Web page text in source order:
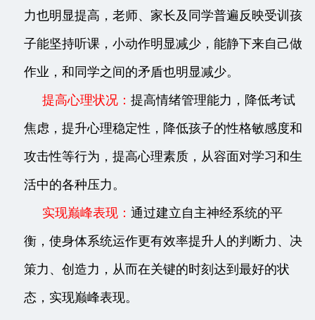
力也明显提高，老师、家长及同学普遍反映受训孩
子能坚持听课，小动作明显减少，能静下来自己做
作业，和同学之间的矛盾也明显减少。
提高心理状况 ： 提高情绪管理能力，降低考试
焦虑，提升心理稳定性，降低孩子的性格敏感度和
攻击性等行为，提高心理素质，从容面对学习和生
活中的各种压力。
实现巅峰表现： 通过建立自主神经系统的平
衡，使身体系统运作更有效率提升人的判断力、决
策力、创造力，从而在关键的时刻达到最好的状
态，实现巅峰表现。